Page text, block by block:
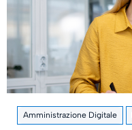
Amministrazione Digitale